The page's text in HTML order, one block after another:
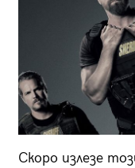
Скоро излезе